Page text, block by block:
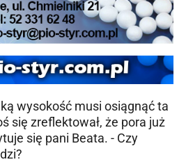
wysokość musi osiągnąć ta
się zreflektował, że pora już
się pani Beata. - Czy